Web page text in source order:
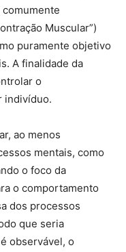
comumente
Muscular”)
puramente objetivo
A finalidade da
o
indivíduo.
ao menos
mentais, como
o foco da
o comportamento
dos processos
que seria
observável, o